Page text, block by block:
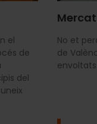
el
de
del
No et
de